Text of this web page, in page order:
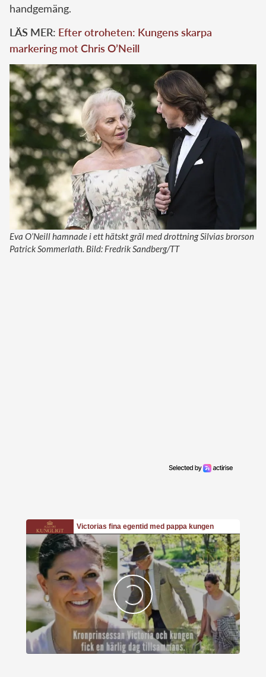
handgemäng.
LÄS MER: Efter otroheten: Kungens skarpa
markering mot Chris O’Neill
Eva O’Neill hamnade i ett hätskt gräl med drottning Silvias brorson
Patrick Sommerlath. Bild: Fredrik Sandberg/TT